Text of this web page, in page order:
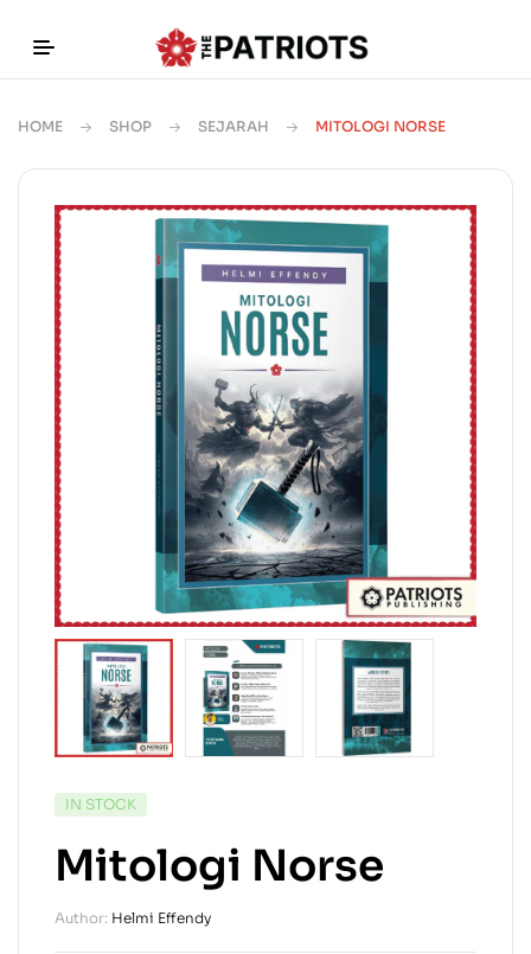
HOME SHOP SEJARAH MITOLOGI NORSE
IN STOCK
Mitologi Norse
Author: Helmi Effendy